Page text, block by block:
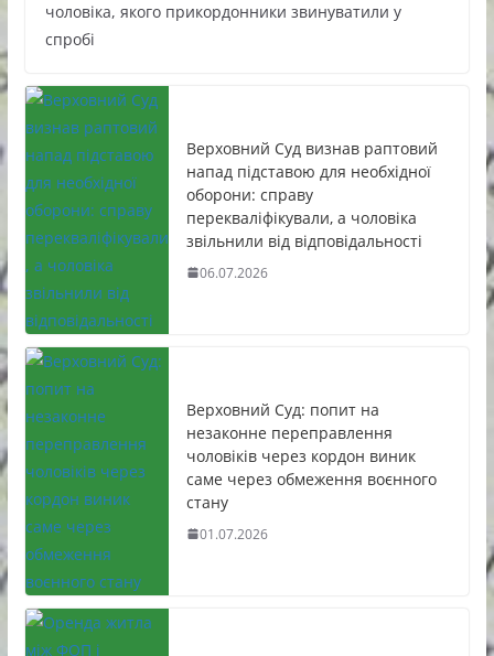
чоловіка, якого прикордонники звинуватили у
спробі
Верховний Суд визнав раптовий
напад підставою для необхідної
оборони: справу
перекваліфікували, а чоловіка
звільнили від відповідальності
06.07.2026
Верховний Суд: попит на
незаконне переправлення
чоловіків через кордон виник
саме через обмеження воєнного
стану
01.07.2026